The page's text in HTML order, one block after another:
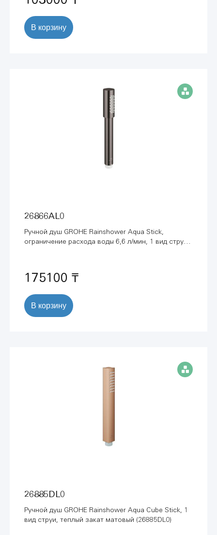
В корзину
26866AL0
Ручной душ GROHE Rainshower Aqua Stick,
ограничение расхода воды 6,6 л/мин, 1 вид струи,
175100 ₸
В корзину
26885DL0
Ручной душ GROHE Rainshower Aqua Cube Stick, 1
вид струи, теплый закат матовый (26885DL0)